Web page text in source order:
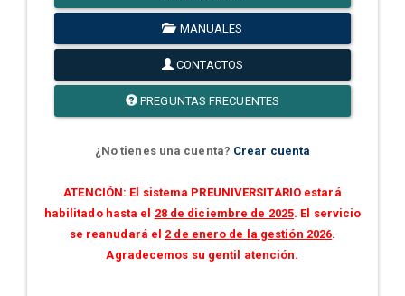
MANUALES
CONTACTOS
PREGUNTAS FRECUENTES
¿No tienes una cuenta? Crear cuenta
ATENCIÓN: El sistema PREUNIVERSITARIO estará
habilitado hasta el 28 de diciembre de 2025. El servicio
se reanudará el 2 de enero de la gestión 2026.
Agradecemos su gentil atención.